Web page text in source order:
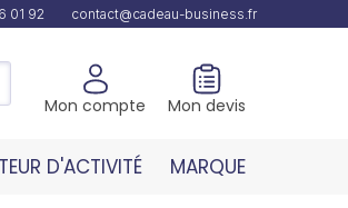
01 92 contact@cadeau-business.fr
Mon compte Mon devis
D'ACTIVITÉ MARQUE